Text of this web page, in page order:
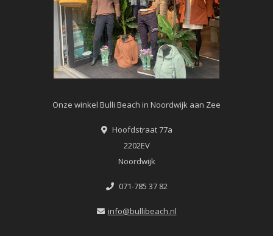
Onze winkel Bulli Beach in Noordwijk aan Zee
Hoofdstraat 77a
2202EV
Noordwijk
071-785 37 82
info@bullibeach.nl